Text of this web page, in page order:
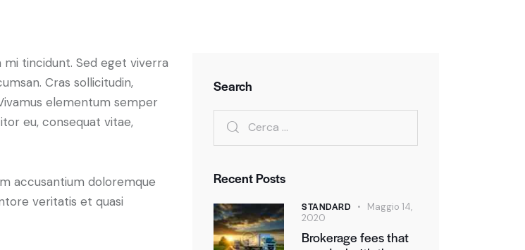
mi tincidunt. Sed eget viverra
Cras sollicitudin,
elementum semper
eu, consequat vitae,
accusantium doloremque
veritatis et quasi
Search
Recent Posts
STANDARD
Maggio 14,
2020
Brokerage fees that